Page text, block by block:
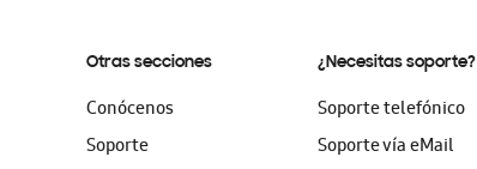
Otras secciones
Conócenos
Soporte
¿Necesitas soporte?
Soporte telefónico
Soporte vía eMail